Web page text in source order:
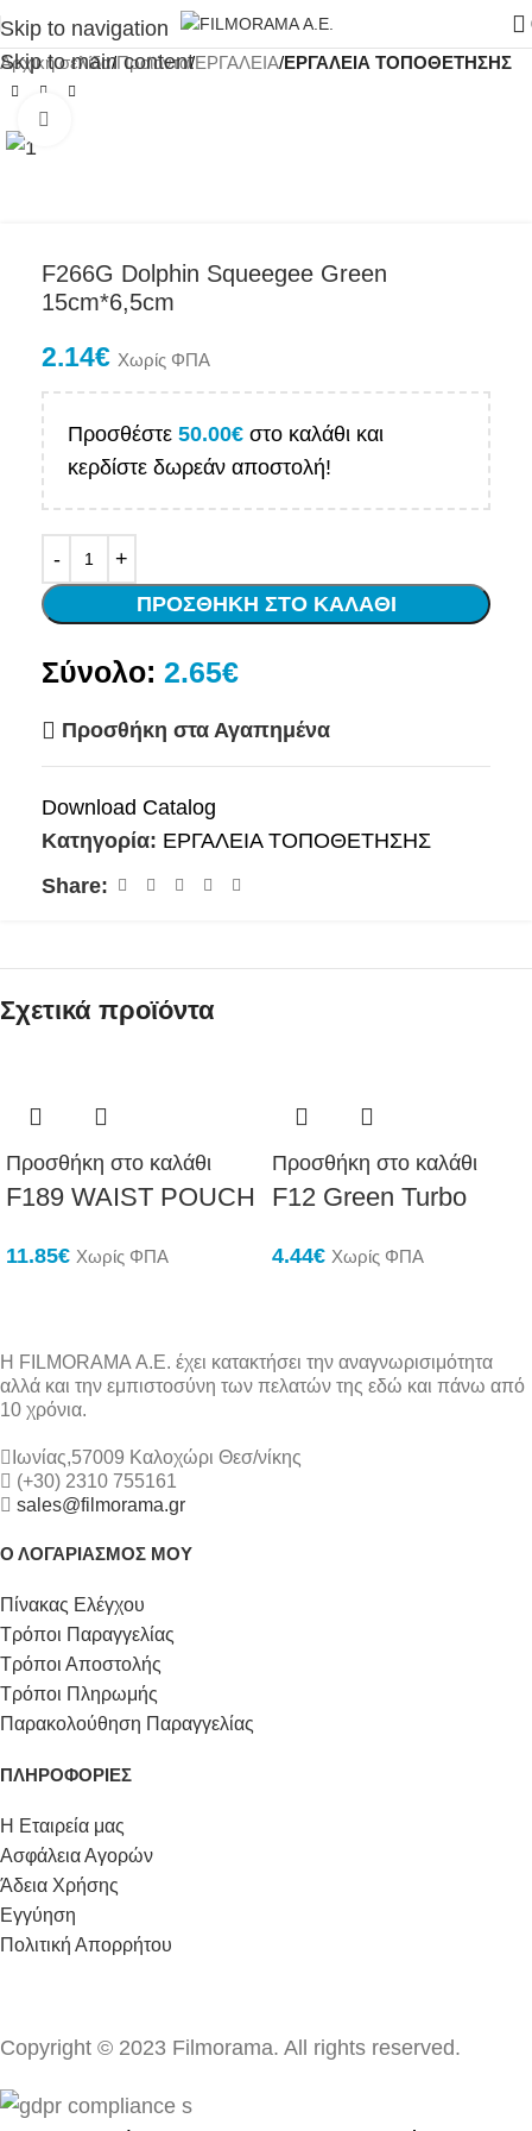
Skip to navigation
Skip to main content
Αρχική σελίδα Προϊόντα ΕΡΓΑΛΕΙΑ ΕΡΓΑΛΕΙΑ ΤΟΠΟΘΕΤΗΣΗΣ
F266G Dolphin Squeegee Green
15cm*6,5cm
2.14€ Χωρίς ΦΠΑ
Προσθέστε 50.00€ στο καλάθι και
κερδίστε δωρεάν αποστολή!
ΠΡΟΣΘΉΚΗ ΣΤΟ ΚΑΛΆΘΙ
Σύνολο: 2.65€
Προσθήκη στα Αγαπημένα
Download Catalog
Κατηγορία: ΕΡΓΑΛΕΙΑ ΤΟΠΟΘΕΤΗΣΗΣ
Share:
Σχετικά προϊόντα
Προσθήκη στο καλάθι
F189 WAIST POUCH
11.85€ Χωρίς ΦΠΑ
Προσθήκη στο καλάθι
F12 Green Turbo
4.44€ Χωρίς ΦΠΑ
Η FILMORAMA Α.Ε. έχει κατακτήσει την αναγνωρισιμότητα
αλλά και την εμπιστοσύνη των πελατών της εδώ και πάνω από
10 χρόνια.
Ιωνίας,57009 Καλοχώρι Θεσ/νίκης
(+30) 2310 755161
sales@filmorama.gr
Ο ΛΟΓΑΡΙΑΣΜΟΣ ΜΟΥ
Πίνακας Ελέγχου
Τρόποι Παραγγελίας
Τρόποι Αποστολής
Τρόποι Πληρωμής
Παρακολούθηση Παραγγελίας
ΠΛΗΡΟΦΟΡΙΕΣ
Η Εταιρεία μας
Ασφάλεια Αγορών
Άδεια Χρήσης
Εγγύηση
Πολιτική Απορρήτου
Copyright © 2023 Filmorama. All rights reserved.